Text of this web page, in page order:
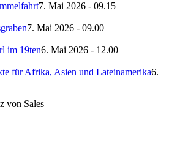
7. Mai 2026 - 09.15
7. Mai 2026 - 09.00
im 19ten6. Mai 2026 - 12.00
für Afrika, Asien und Lateinamerika6.
von Sales